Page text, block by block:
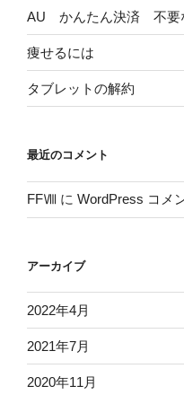
AU かんたん決済 不要
痩せるには
タブレットの解約
最近のコメント
FFⅧ に WordPress コメ
アーカイブ
2022年4月
2021年7月
2020年11月